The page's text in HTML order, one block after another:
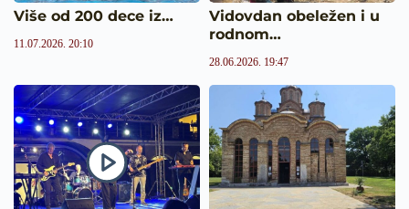
Više od 200 dece iz…
11.07.2026. 20:10
Vidovdan obeležen i u
rodnom…
28.06.2026. 19:47